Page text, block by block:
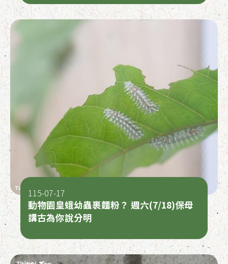
動物園皇蛾幼蟲裹麵粉？ 週六(7/18)保母
講古為你說分明
115-07-17